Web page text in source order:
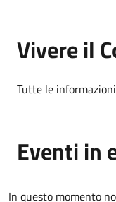
Vivere il
Tutte le
Eventi in
In questo momento